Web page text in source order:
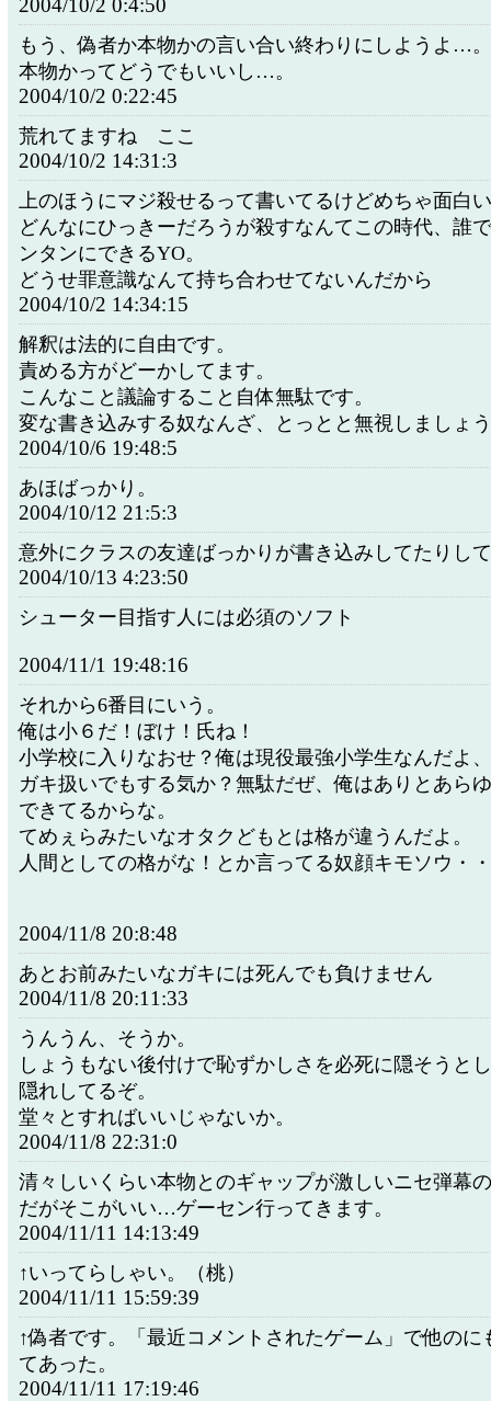
2004/10/2 0:4:50
もう、偽者か本物かの言い合い終わりにしようよ…
本物かってどうでもいいし…。
2004/10/2 0:22:45
荒れてますね ここ
2004/10/2 14:31:3
上のほうにマジ殺せるって書いてるけどめちゃ面白
どんなにひっきーだろうが殺すなんてこの時代、誰
ンタンにできるYO。
どうせ罪意識なんて持ち合わせてないんだから
2004/10/2 14:34:15
解釈は法的に自由です。
責める方がどーかしてます。
こんなこと議論すること自体無駄です。
変な書き込みする奴なんざ、とっとと無視しましょ
2004/10/6 19:48:5
あほばっかり。
2004/10/12 21:5:3
意外にクラスの友達ばっかりが書き込みしてたりし
2004/10/13 4:23:50
シューター目指す人には必須のソフト
2004/11/1 19:48:16
それから6番目にいう。
俺は小６だ！ぼけ！氏ね！
小学校に入りなおせ？俺は現役最強小学生なんだよ
ガキ扱いでもする気か？無駄だぜ、俺はありとあら
できてるからな。
てめぇらみたいなオタクどもとは格が違うんだよ。
人間としての格がな！とか言ってる奴顔キモソウ・
2004/11/8 20:8:48
あとお前みたいなガキには死んでも負けません
2004/11/8 20:11:33
うんうん、そうか。
しょうもない後付けで恥ずかしさを必死に隠そうと
隠れしてるぞ。
堂々とすればいいじゃないか。
2004/11/8 22:31:0
清々しいくらい本物とのギャップが激しいニセ弾幕
だがそこがいい…ゲーセン行ってきます。
2004/11/11 14:13:49
↑いってらしゃい。（桃）
2004/11/11 15:59:39
↑偽者です。「最近コメントされたゲーム」で他のに
てあった。
2004/11/11 17:19:46